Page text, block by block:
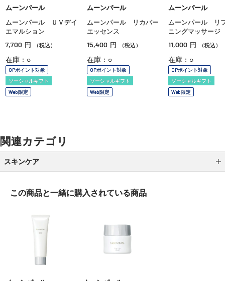
ムーンパール
ムーンパール ＵＶデイ
エマルション
7,700 円 （税込）
在庫：○
OPポイント対象
ソーシャルギフト
Web限定
ムーンパール
ムーンパール リカバー
エッセンス
15,400 円 （税込）
在庫：○
OPポイント対象
ソーシャルギフト
Web限定
ムーンパール
ムーンパール リ
ニングマッサージ
11,000 円 （税込）
在庫：○
OPポイント対象
ソーシャルギフト
Web限定
関連カテゴリ
スキンケア
美容液
この商品と一緒に購入されている商品